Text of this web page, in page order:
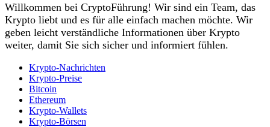
Willkommen bei CryptoFührung! Wir sind ein Team, das
Krypto liebt und es für alle einfach machen möchte. Wir
geben leicht verständliche Informationen über Krypto
weiter, damit Sie sich sicher und informiert fühlen.
Krypto-Nachrichten
Krypto-Preise
Bitcoin
Ethereum
Krypto-Wallets
Krypto-Börsen